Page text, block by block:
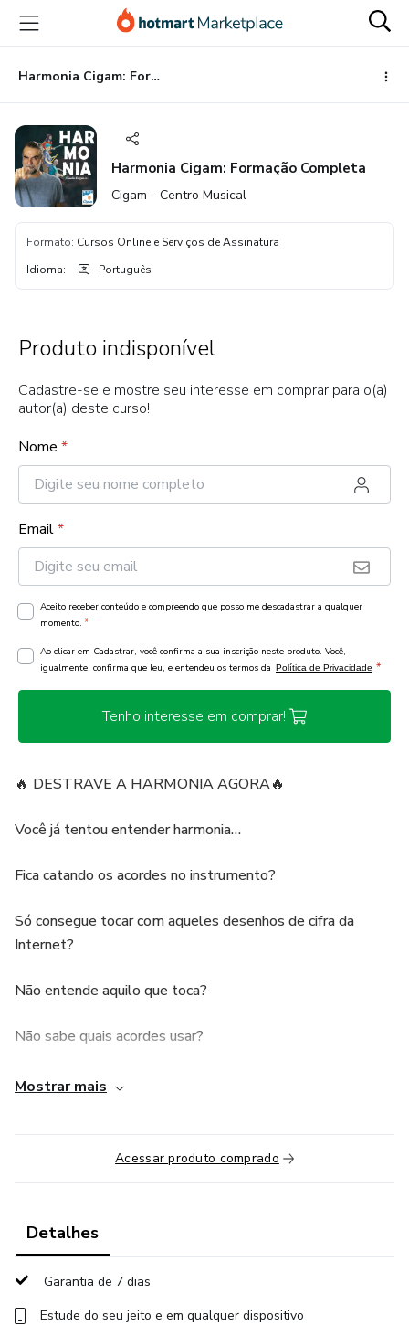
para
conteúdo
principal
para
pagamento
para
rodapé
Harmonia Cigam: Formação Completa
Harmonia Cigam: Formação Completa
Cigam - Centro Musical
Formato: Cursos Online e Serviços de Assinatura
Idioma: Português
Produto indisponível
Cadastre-se e mostre seu interesse em comprar para o(a)
autor(a) deste curso!
Nome *
Email*
Aceito receber conteúdo e compreendo que posso me descadastrar a qualquer
momento. *
Ao clicar em Cadastrar, você confirma a sua inscrição neste produto. Você,
igualmente, confirma que leu, e entendeu os termos da Política de Privacidade *
Tenho interesse em comprar!
🔥 DESTRAVE A HARMONIA AGORA🔥
Você já tentou entender harmonia…
Fica catando os acordes no instrumento?
Só consegue tocar com aqueles desenhos de cifra da
Internet?
Não entende aquilo que toca?
Não sabe quais acordes usar?
Travou em temas como formação de acordes, campo
Ou pior: até entende na teoria…
👉 Então esse curso é pra você. Mas é muito mais que um
🎯 FORMAÇÃO COMPLETA EM HARMONIA
Mostrar mais
Acessar produto comprado
Detalhes
Garantia de 7 dias
Estude do seu jeito e em qualquer dispositivo